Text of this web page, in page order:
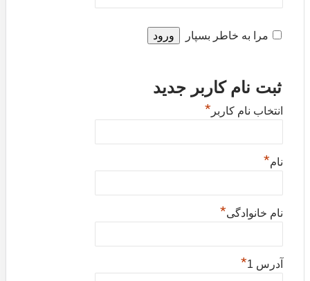
مرا به خاطر بسپار
ثبت نام کاربر جدید
انتخاب نام کاربر *
نام*
نام خانوادگی*
آدرس 1 *